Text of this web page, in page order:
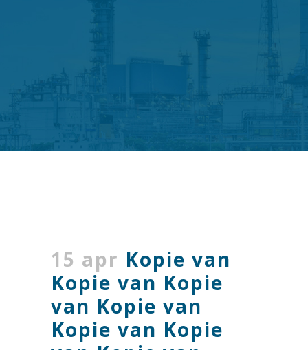
15 apr Kopie van
Kopie van Kopie
van Kopie van
Kopie van Kopie